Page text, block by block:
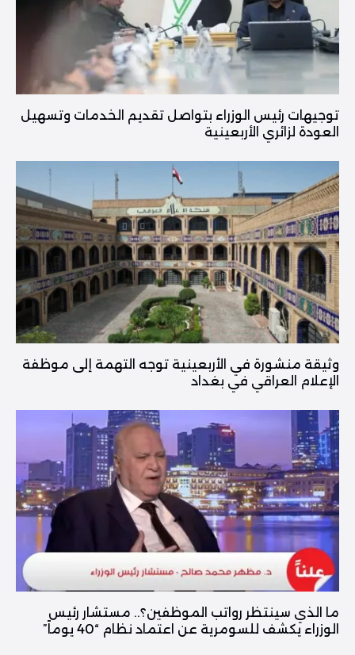
توجيهات رئيس الوزراء بتواصل تقديم الخدمات وتسهيل
العودة لزائري الأربعينية
وثيقة منشورة في الأربعينية توجه التهمة إلى موظفة
الإعلام العراقي في بغداد
ما الذي سينتظر رواتب الموظفين؟.. مستشار رئيس
الوزراء يكشف للسومرية عن اعتماد نظام “40 يوماً”